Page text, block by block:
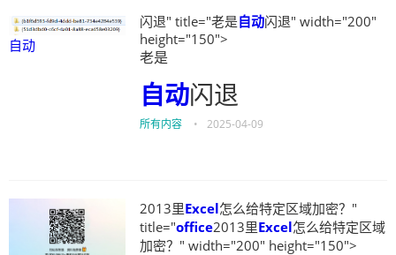
自动
闪退" title="老是自动闪退" width="200"
height="150">
老是
自动闪退
所有内容 • 2025-04-09
2013里Excel怎么给特定区域加密？"
title="office2013里Excel怎么给特定区域
加密？" width="200" height="150">